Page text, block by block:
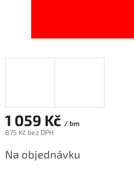
1 059 Kč / bm
875 Kč bez DPH
cena:
Na objednávku